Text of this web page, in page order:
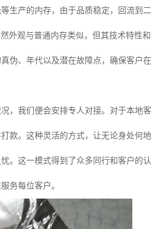
生产的内存，由于品质稳定，回流到二
外观与普通内存类似，但其技术特性和
伪、年代以及潜在故障点，确保客户在
，我们便会安排专人对接。对于本地客
款。这种灵活的方式，让无论身处何地
。这一模式得到了众多同行和客户的认
务每位客户。